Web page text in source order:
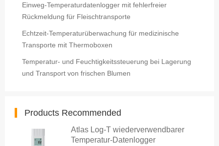
Einweg-Temperaturdatenlogger mit fehlerfreier
Rückmeldung für Fleischtransporte
Echtzeit-Temperaturüberwachung für medizinische
Transporte mit Thermoboxen
Temperatur- und Feuchtigkeitssteuerung bei Lagerung
und Transport von frischen Blumen
Products Recommended
Atlas Log-T wiederverwendbarer
Temperatur-Datenlogger